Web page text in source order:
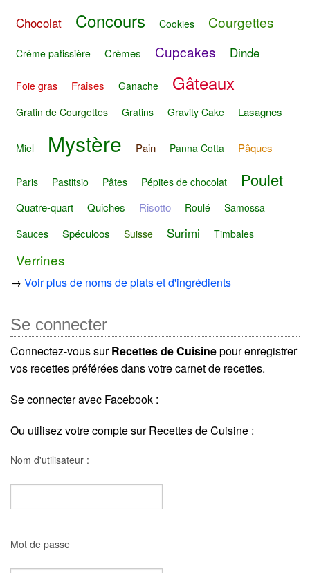
Chocolat Concours Cookies Courgettes
Crême patissière Crèmes Cupcakes Dinde
Foie gras Fraises Ganache Gâteaux
Gratin de Courgettes Gratins Gravity Cake Lasagnes
Miel Mystère Pain Panna Cotta Pâques
Paris Pastitsio Pâtes Pépites de chocolat Poulet
Quatre-quart Quiches Risotto Roulé
Samossa
Sauces
Spéculoos Suisse Surimi Timbales
Verrines
→ Voir plus de noms de plats et d'ingrédients
Se connecter
Connectez-vous surRecettes de Cuisinepour enregistrer
vos recettes préférées dans votre carnet de recettes.
Se connecter avec Facebook :
Ou utilisez votre compte sur Recettes de Cuisine :
Nom d'utilisateur :
Mot de passe